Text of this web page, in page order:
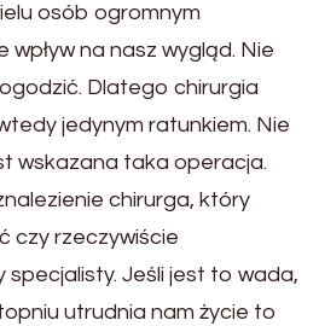
osób ogromnym
wpływ na nasz wygląd. Nie
Dlatego chirurgia
jedynym ratunkiem. Nie
wskazana taka operacja.
chirurga, który
czy rzeczywiście
Jeśli jest to wada,
utrudnia nam życie to